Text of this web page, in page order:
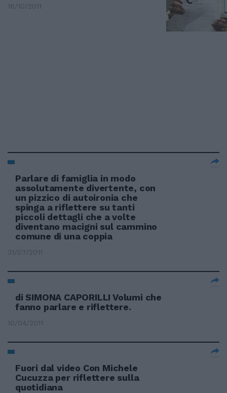
16/10/2011
Parlare di famiglia in modo
assolutamente divertente, con
un pizzico di autoironia che
spinga a riflettere su tanti
piccoli dettagli che a volte
diventano macigni sul cammino
comune di una coppia
31/07/2011
di SIMONA CAPORILLI Volumi che
fanno parlare e riflettere.
10/04/2011
Fuori dal video Con Michele
Cucuzza per riflettere sulla
quotidiana